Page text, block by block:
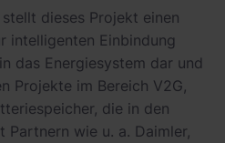
dieses Projekt einen
intelligenten Einbindung
das Energiesystem dar und
Projekte im Bereich V2G,
die in den
Partnern wie u. a. Daimler,